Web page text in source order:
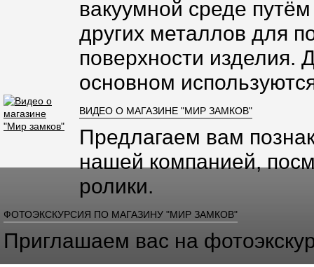
вакуумной среде
других металлов для
поверхности изделия.
основном
ВИДЕО О МАГАЗИНЕ "МИР ЗАМКОВ"
Предлагаем вам
нашей компанией,
ролики.
ФОТОЭКСКУРСИЯ ПО МАГАЗИНУ "МИР ЗАМКОВ"
Приглашаем вас на